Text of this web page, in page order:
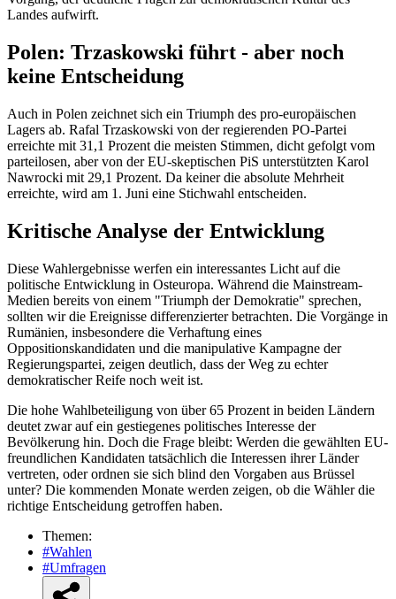
Landes aufwirft.
Polen: Trzaskowski führt - aber noch
keine Entscheidung
Auch in Polen zeichnet sich ein Triumph des pro-europäischen
Lagers ab. Rafal Trzaskowski von der regierenden PO-Partei
erreichte mit 31,1 Prozent die meisten Stimmen, dicht gefolgt vom
parteilosen, aber von der EU-skeptischen PiS unterstützten Karol
Nawrocki mit 29,1 Prozent. Da keiner die absolute Mehrheit
erreichte, wird am 1. Juni eine Stichwahl entscheiden.
Kritische Analyse der Entwicklung
Diese Wahlergebnisse werfen ein interessantes Licht auf die
politische Entwicklung in Osteuropa. Während die Mainstream-
Medien bereits von einem "Triumph der Demokratie" sprechen,
sollten wir die Ereignisse differenzierter betrachten. Die Vorgänge in
Rumänien, insbesondere die Verhaftung eines
Oppositionskandidaten und die manipulative Kampagne der
Regierungspartei, zeigen deutlich, dass der Weg zu echter
demokratischer Reife noch weit ist.
Die hohe Wahlbeteiligung von über 65 Prozent in beiden Ländern
deutet zwar auf ein gestiegenes politisches Interesse der
Bevölkerung hin. Doch die Frage bleibt: Werden die gewählten EU-
freundlichen Kandidaten tatsächlich die Interessen ihrer Länder
vertreten, oder ordnen sie sich blind den Vorgaben aus Brüssel
unter? Die kommenden Monate werden zeigen, ob die Wähler die
richtige Entscheidung getroffen haben.
Themen:
#Wahlen
#Umfragen